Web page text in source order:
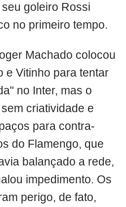
goleiro Rossi
no primeiro tempo.
Machado colocou
e Vitinho para tentar
no Inter, mas o
criatividade e
para contra-
do Flamengo, que
balançado a rede,
impedimento. Os
perigo, de fato,